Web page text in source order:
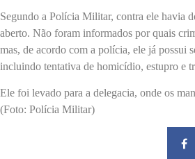
Segundo a Polícia Militar, contra ele havia
aberto. Não foram informados por quais
mas, de acordo com a polícia, ele já possui
incluindo tentativa de homicídio, estupro e
Ele foi levado para a delegacia, onde os
(Foto: Polícia Militar)